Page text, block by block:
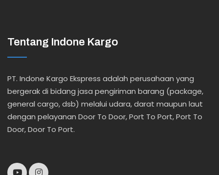
Tentang Indone Kargo
PT. Indone Kargo Ekspress adalah perusahaan yang
bergerak di bidang jasa pengiriman barang (package,
general cargo, dsb) melalui udara, darat maupun laut
dengan pelayanan Door To Door, Port To Port, Port To
Door, Door To Port.